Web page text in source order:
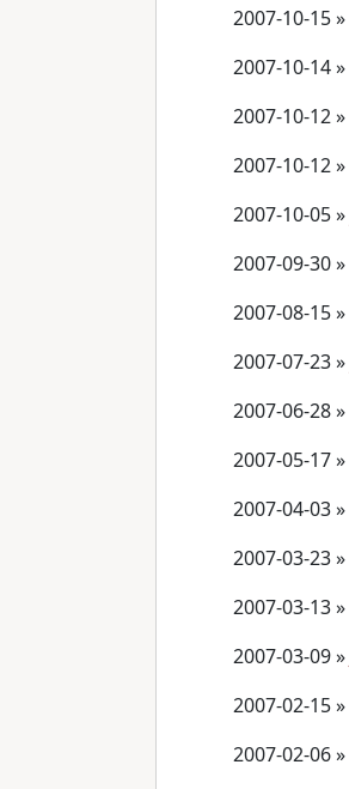
2007-10-15»
2007-10-14»
2007-10-12»
2007-10-12»
2007-10-05»
2007-09-30»
2007-08-15»
2007-07-23»
2007-06-28»
2007-05-17»
2007-04-03»
2007-03-23»
2007-03-13»
2007-03-09»
2007-02-15»
2007-02-06»